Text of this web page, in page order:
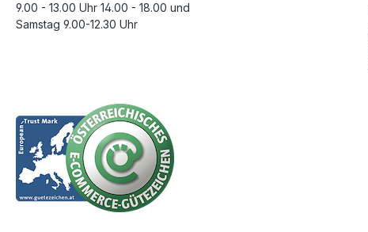
9.00 - 13.00 Uhr 14.00 - 18.00 und
Samstag 9.00-12.30 Uhr